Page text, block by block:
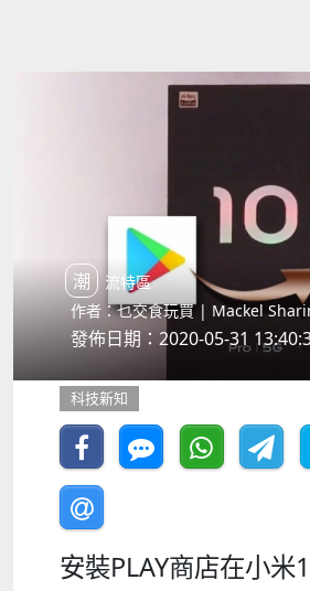
潮流特區
作者：乜交食玩買 | Mackel
發佈日期：2020-05-31
科技新知
安裝PLAY商店在小米